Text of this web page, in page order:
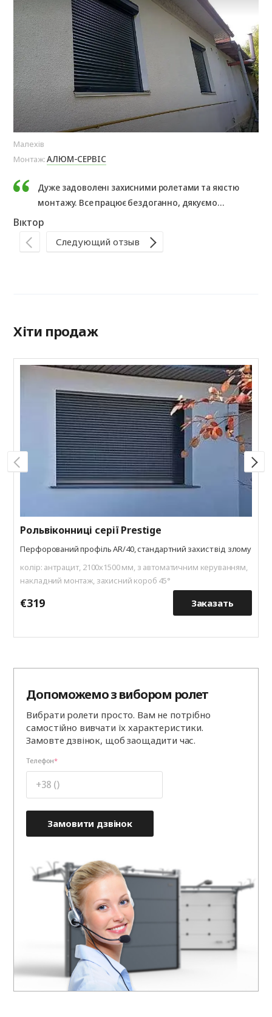
Малехів
Монтаж:АЛЮМ-СЕРВІС
Дуже задоволені захисними ролетами та якістю
монтажу. Все працює бездоганно, дякуємо
«Алюм Сервіс» за професійний підхід!
Віктор
Следующий отзыв
Хіти продаж
Рольвіконниці серії Prestige
Перфорований профіль AR/40, стандартний захист від злому
колір: антрацит, 2100х1500 мм, з автоматичним керуванням,
накладний монтаж, захисний короб 45°
€319 Заказать
Допоможемо з вибором ролет
Вибрати ролети просто. Вам не потрібно
самостійно вивчати їх характеристики.
Замовте дзвінок, щоб заощадити час.
Телефон
Замовити дзвінок